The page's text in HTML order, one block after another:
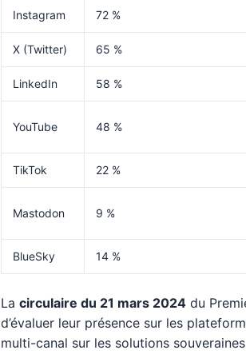
Instagram 72 %
X (Twitter) 65 %
LinkedIn 58 %
YouTube 48 %
TikTok 22 %
Mastodon 9 %
BlueSky 14 %
La circulaire du 21 mars 2024 du
d’évaluer leur présence sur les
multi-canal sur les solutions